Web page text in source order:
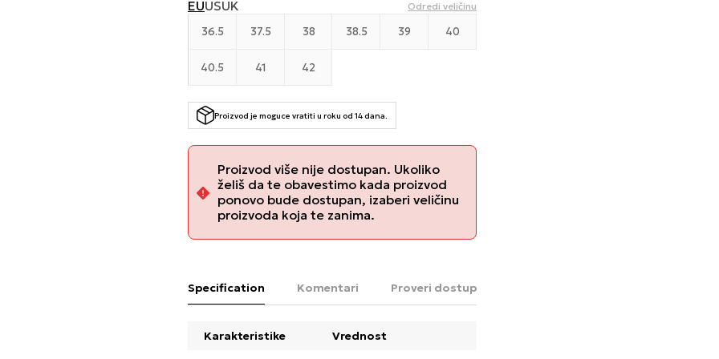
EUUSUK Odredi veličinu
36.5 37.5 38 38.5 39 40
40.5 41 42
Proizvod je moguce vratiti u roku od 14 dana.
Proizvod više nije dostupan. Ukoliko
želiš da te obavestimo kada proizvod
ponovo bude dostupan, izaberi veličinu
proizvoda koja te zanima.
Specification Komentari Proveri dostupnost u radnjama
Karakteristike
Vrednost